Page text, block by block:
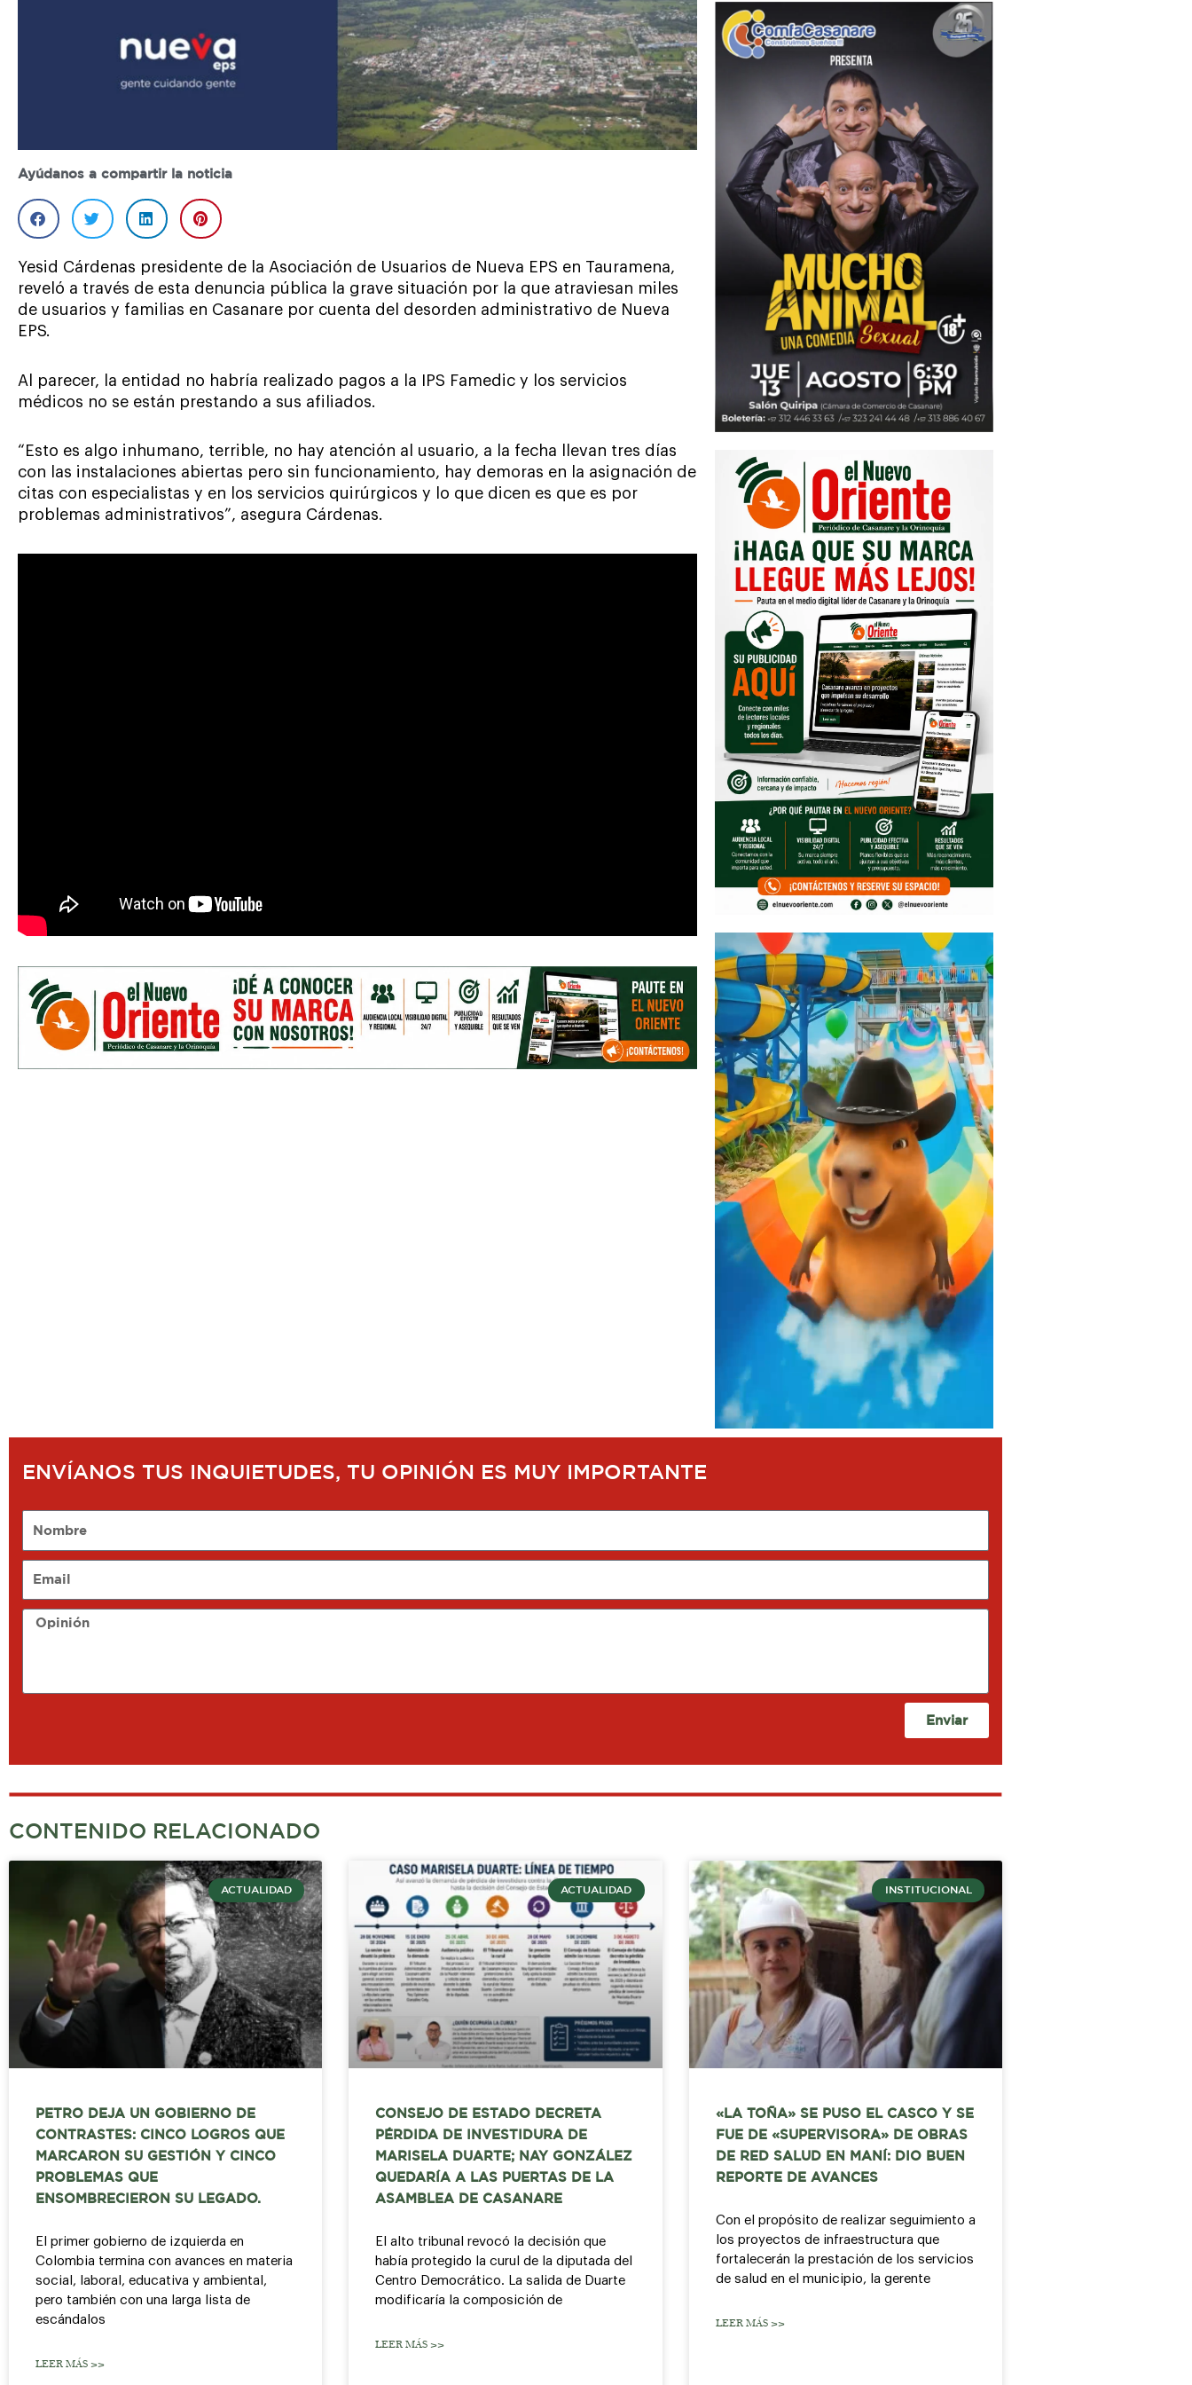
Ayúdanos a compartir la noticia
Yesid Cárdenas presidente de la Asociación de Usuarios de Nueva EPS en Tauramena,
reveló a través de esta denuncia pública la grave situación por la que atraviesan miles
de usuarios y familias en Casanare por cuenta del desorden administrativo de Nueva
EPS.
Al parecer, la entidad no habría realizado pagos a la IPS Famedic y los servicios
médicos no se están prestando a sus afiliados.
“Esto es algo inhumano, terrible, no hay atención al usuario, a la fecha llevan tres días
con las instalaciones abiertas pero sin funcionamiento, hay demoras en la asignación de
citas con especialistas y en los servicios quirúrgicos y lo que dicen es que es por
problemas administrativos”, asegura Cárdenas.
ENVÍANOS TUS INQUIETUDES, TU OPINIÓN ES MUY IMPORTANTE
Opinión
Enviar
CONTENIDO RELACIONADO
ACTUALIDAD
PETRO DEJA UN GOBIERNO DE
CONTRASTES: CINCO LOGROS QUE
MARCARON SU GESTIÓN Y CINCO
PROBLEMAS QUE
ENSOMBRECIERON SU LEGADO.
El primer gobierno de izquierda en
Colombia termina con avances en materia
social, laboral, educativa y ambiental,
pero también con una larga lista de
escándalos
LEER MÁS >>
ACTUALIDAD
CONSEJO DE ESTADO DECRETA
PÉRDIDA DE INVESTIDURA DE
MARISELA DUARTE; NAY GONZÁLEZ
QUEDARÍA A LAS PUERTAS DE LA
ASAMBLEA DE CASANARE
El alto tribunal revocó la decisión que
había protegido la curul de la diputada del
Centro Democrático. La salida de Duarte
modificaría la composición de
LEER MÁS >>
INSTITUCIONAL
«LA TOÑA» SE PUSO EL CASCO Y SE
FUE DE «SUPERVISORA» DE OBRAS
DE RED SALUD EN MANÍ: DIO BUEN
REPORTE DE AVANCES
Con el propósito de realizar seguimiento a
los proyectos de infraestructura que
fortalecerán la prestación de los servicios
de salud en el municipio, la gerente
LEER MÁS >>